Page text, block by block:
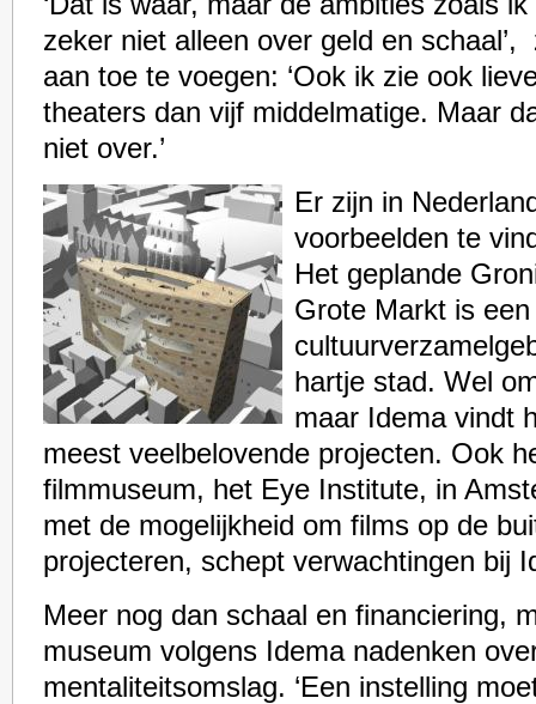
zeker niet alleen over geld en
aan toe te voegen: ‘Ook ik zie ook
theaters dan vijf middelmatige. Maar
niet over.’
Er zijn in
voorbeelden te
Het geplande
Grote Markt is
hartje stad. Wel
maar Idema vindt
meest veelbelovende projecten. Ook
filmmuseum, het Eye Institute, in
met de mogelijkheid om films op de
projecteren, schept verwachtingen bij
Meer nog dan schaal en financiering,
museum volgens Idema nadenken
mentaliteitsomslag. ‘Een instelling